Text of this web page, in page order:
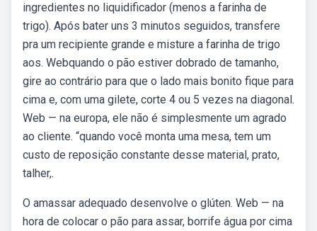
ingredientes no liquidificador (menos a farinha de
trigo). Após bater uns 3 minutos seguidos, transfere
pra um recipiente grande e misture a farinha de trigo
aos. Webquando o pão estiver dobrado de tamanho,
gire ao contrário para que o lado mais bonito fique para
cima e, com uma gilete, corte 4 ou 5 vezes na diagonal.
Web — na europa, ele não é simplesmente um agrado
ao cliente. “quando você monta uma mesa, tem um
custo de reposição constante desse material, prato,
talher,.
O amassar adequado desenvolve o glúten. Web — na
hora de colocar o pão para assar, borrife água por cima